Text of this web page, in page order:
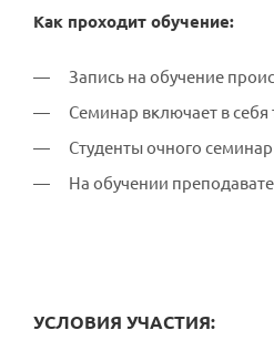
Как проходит обучение:
Запись на обучение
Семинар включает в себя
Студенты очного
На обучении
УСЛОВИЯ УЧАСТИЯ: